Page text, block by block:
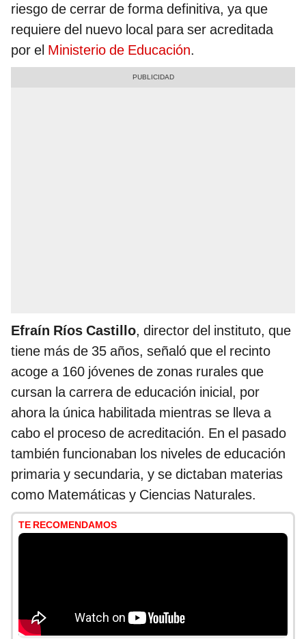
riesgo de cerrar de forma definitiva, ya que
requiere del nuevo local para ser acreditada
por el Ministerio de Educación.
Efraín Ríos Castillo, director del instituto, que
tiene más de 35 años, señaló que el recinto
acoge a 160 jóvenes de zonas rurales que
cursan la carrera de educación inicial, por
ahora la única habilitada mientras se lleva a
cabo el proceso de acreditación. En el pasado
también funcionaban los niveles de educación
primaria y secundaria, y se dictaban materias
como Matemáticas y Ciencias Naturales.
TE RECOMENDAMOS